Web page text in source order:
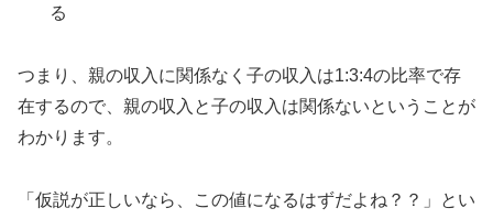
る
つまり、親の収入に関係なく子の収入は1:3:4の比率で存
在するので、親の収入と子の収入は関係ないということが
わかります。
「仮説が正しいなら、この値になるはずだよね？？」とい